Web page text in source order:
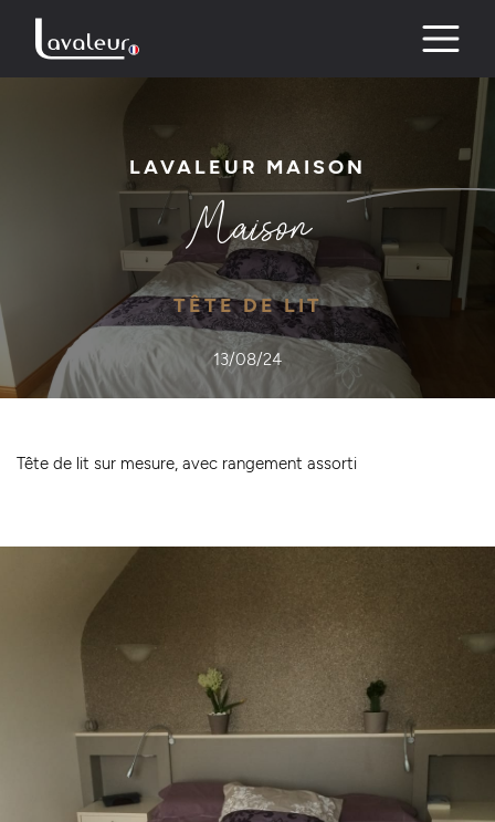
content
LAVALEUR MAISON
Maison
TÊTE DE LIT
13/08/24
Tête de lit sur mesure, avec rangement assorti